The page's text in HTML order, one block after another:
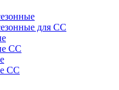
для СС
СС
СС